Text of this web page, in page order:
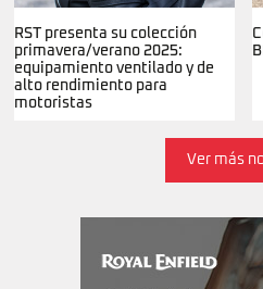
RST presenta su colección
primavera/verano 2025:
equipamiento ventilado y de
alto rendimiento para
motoristas
Ver más